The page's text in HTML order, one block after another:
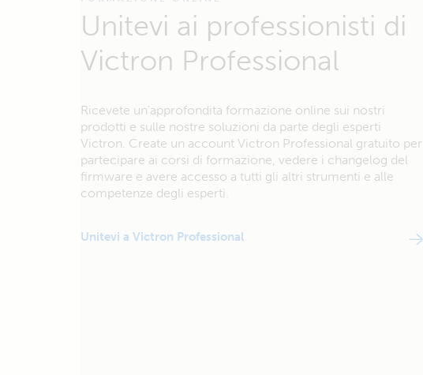
Unitevi ai professionisti di
Victron Professional
Ricevete un’approfondita formazione online sui nostri
prodotti e sulle nostre soluzioni da parte degli esperti
Victron. Create un account Victron Professional gratuito per
partecipare ai corsi di formazione, vedere i changelog del
firmware e avere accesso a tutti gli altri strumenti e alle
competenze degli esperti.
Unitevi a Victron Professional